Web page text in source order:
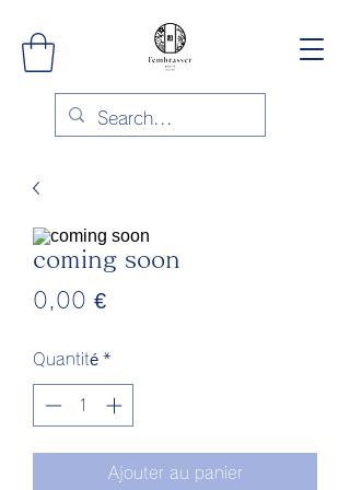
coming soon
0,00 €Prix
Quantité *
Ajouter au panier